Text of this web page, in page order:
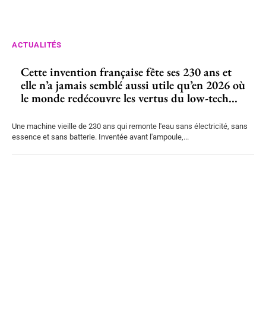
ACTUALITÉS
Cette invention française fête ses 230 ans et
elle n’a jamais semblé aussi utile qu’en 2026 où
le monde redécouvre les vertus du low-tech...
Une machine vieille de 230 ans qui remonte l'eau sans électricité, sans
essence et sans batterie. Inventée avant l'ampoule,...